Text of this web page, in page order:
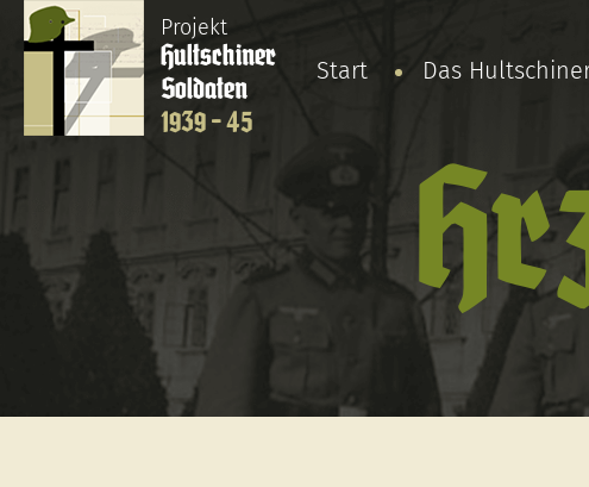
Projekt
Hultschiner
Soldaten
1939 - 45
Start Das